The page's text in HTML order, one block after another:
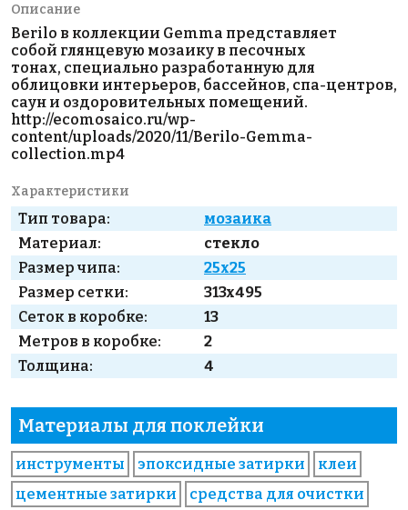
Описание
Berilo в коллекции Gemma представляет
собой глянцевую мозаику в песочных
тонах, специально разработанную для
облицовки интерьеров, бассейнов, спа-центров,
саун и оздоровительных помещений.
http://ecomosaico.ru/wp-
content/uploads/2020/11/Berilo-Gemma-
collection.mp4
Характеристики
Тип товара:
мозаика
Материал:
стекло
Размер чипа:
25x25
Размер сетки:
313x495
Сеток в коробке:
13
Метров в коробке:
2
Толщина:
4
Материалы для поклейки
инструменты эпоксидные затирки
клеи
цементные затирки
средства для очистки